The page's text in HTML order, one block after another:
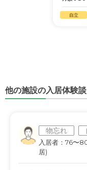
自立
他の施設の入居体験談
物忘れ
入居者：76〜
居)